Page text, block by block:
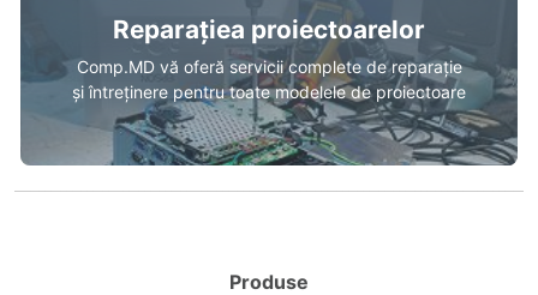
Reparațiea proiectoarelor
Comp.MD vă oferă servicii complete de reparație
și întreținere pentru toate modelele de proiectoare
Produse